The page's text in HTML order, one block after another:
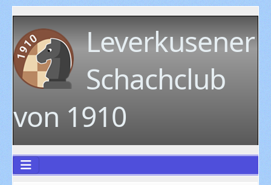
Leverkusener
Schachclub
von 1910